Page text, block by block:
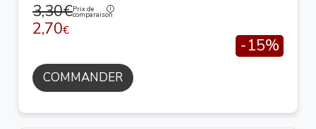
3,30€Prix de
comparaison
2,70€
-15%
COMMANDER